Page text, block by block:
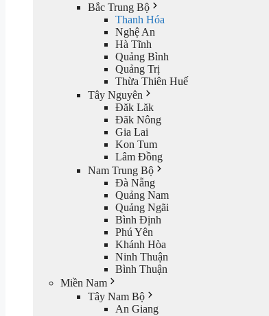
Bắc Trung Bộ
Thanh Hóa
Nghệ An
Hà Tĩnh
Quảng Bình
Quảng Trị
Thừa Thiên Huế
Tây Nguyên
Đăk Lăk
Đăk Nông
Gia Lai
Kon Tum
Lâm Đồng
Nam Trung Bộ
Đà Nẵng
Quảng Nam
Quảng Ngãi
Bình Định
Phú Yên
Khánh Hòa
Ninh Thuận
Bình Thuận
Miền Nam
Tây Nam Bộ
An Giang